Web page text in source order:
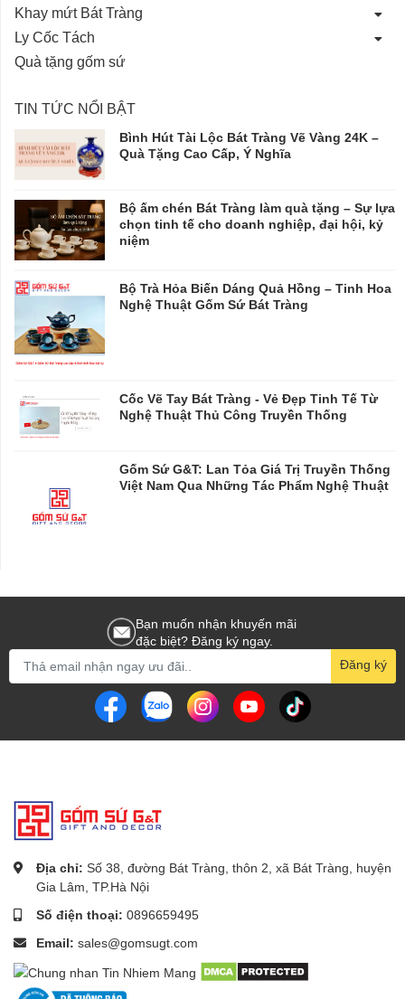
Khay mứt Bát Tràng
Ly Cốc Tách
Quà tặng gốm sứ
TIN TỨC NỔI BẬT
Bình Hút Tài Lộc Bát Tràng Vẽ Vàng 24K –
Quà Tặng Cao Cấp, Ý Nghĩa
Bộ ấm chén Bát Tràng làm quà tặng – Sự lựa
chọn tinh tế cho doanh nghiệp, đại hội, kỷ
niệm
Bộ Trà Hỏa Biến Dáng Quả Hồng – Tinh Hoa
Nghệ Thuật Gốm Sứ Bát Tràng
Cốc Vẽ Tay Bát Tràng - Vẻ Đẹp Tinh Tế Từ
Nghệ Thuật Thủ Công Truyền Thống
Gốm Sứ G&T: Lan Tỏa Giá Trị Truyền Thống
Việt Nam Qua Những Tác Phẩm Nghệ Thuật
Bạn muốn nhận khuyến mãi
đặc biệt? Đăng ký ngay.
Đăng ký
Địa chỉ: Số 38, đường Bát Tràng, thôn 2, xã Bát Tràng, huyện
Gia Lâm, TP.Hà Nội
Số điện thoại: 0896659495
Email: sales@gomsugt.com